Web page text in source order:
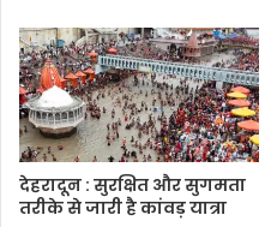
देहरादून : सुरक्षित और सुगमता
तरीके से जारी है कांवड़ यात्रा